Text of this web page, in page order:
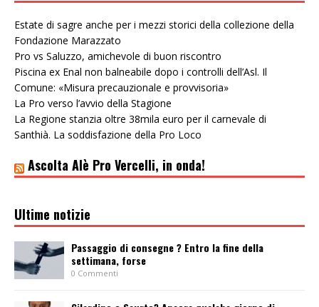
Estate di sagre anche per i mezzi storici della collezione della
Fondazione Marazzato
Pro vs Saluzzo, amichevole di buon riscontro
Piscina ex Enal non balneabile dopo i controlli dell’Asl. Il
Comune: «Misura precauzionale e provvisoria»
La Pro verso l’avvio della Stagione
La Regione stanzia oltre 38mila euro per il carnevale di
Santhià. La soddisfazione della Pro Loco
Ascolta Alè Pro Vercelli, in onda!
Ultime notizie
Passaggio di consegne ? Entro la fine della
settimana, forse
0 Commenti